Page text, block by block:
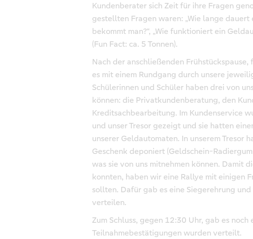
Kundenberater sich Zeit für ihre Fragen
gestellten Fragen waren: „Wie lange dauert
bekommt man?“, „Wie funktioniert ein
(Fun Fact: ca. 5 Tonnen).
Nach der anschließenden
es mit einem Rundgang durch unsere
Schülerinnen und Schüler haben drei von
können: die Privatkundenberatung, den
Kreditsachbearbeitung. Im Kundenservice
und unser Tresor gezeigt und sie hatten
unserer Geldautomaten. In unserem Tresor
Geschenk deponiert (Geldschein-
was sie von uns mitnehmen können. Damit
konnten, haben wir eine Rallye mit einigen
sollten. Dafür gab es eine Siegerehrung
verteilen.
Zum Schluss, gegen 12:30 Uhr, gab es
Teilnahmebestätigungen wurden verteilt.